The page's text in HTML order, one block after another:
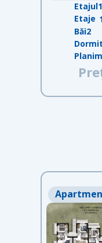
Etajul1
Etaje
Băi2